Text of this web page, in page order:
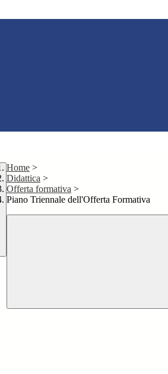
Home >
Didattica >
Offerta formativa >
Piano Triennale dell'Offerta Formativa